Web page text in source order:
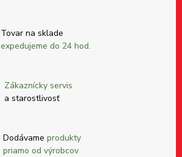
Tovar na sklade
expedujeme do 24 hod.
Zákaznícky servis
a starostlivosť
Dodávame produkty
priamo od výrobcov